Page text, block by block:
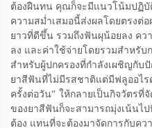
ต้องฝืนทน คุณก็จะมีแนวโน้มปฏิ
ความสม่ำเสมอนี้ส่งผลโดยตรงต่
ยาวที่ดีขึ้น รวมถึงฟันผุน้อยลง คว
ลง และค่าใช้จ่ายโดยรวมสำหรั
สำหรับผู้ปกครองที่กำลังเผชิญกั
ยาสีฟันที่ไม่มีรสชาติแต่มีฟลูออไร
ครั้งต่อวัน” ให้กลายเป็นกิจวัตรที่
ของยาสีฟันก็จะสามารถมุ่งเน้นไ
ต้อง แทนที่จะต้องมาจัดการกับค